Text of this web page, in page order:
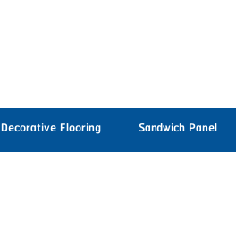
Decorative Flooring Sandwich Panel